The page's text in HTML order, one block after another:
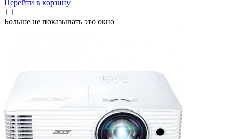
Перейти в корзину
Больше не показывать это окно